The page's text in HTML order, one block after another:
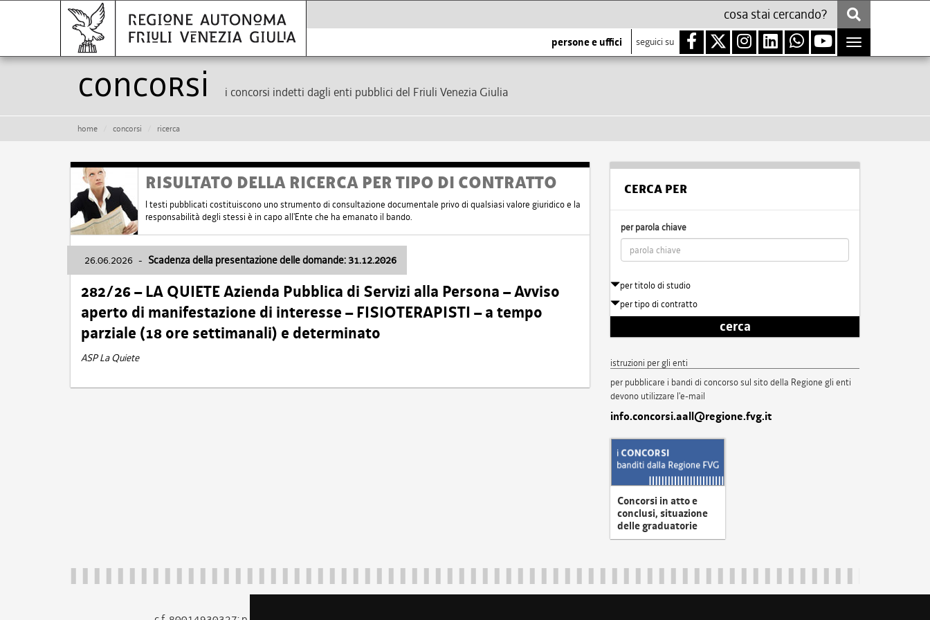
persone e uffici seguici su
Toggle
navigation
Concorsi i concorsi indetti dagli enti pubblici del Friuli Venezia Giulia
home concorsi ricerca
RISULTATO DELLA RICERCA PER TIPO DI CONTRATTO
I testi pubblicati costituiscono uno strumento di consultazione documentale privo di qualsiasi valore giuridico e la
responsabilità degli stessi è in capo all'Ente che ha emanato il bando.
26.06.2026 - Scadenza della presentazione delle domande: 31.12.2026
282/26 – LA QUIETE Azienda Pubblica di Servizi alla Persona – Avviso
aperto di manifestazione di interesse – FISIOTERAPISTI – a tempo
parziale (18 ore settimanali) e determinato
ASP La Quiete
CERCA PER
per parola chiave
per titolo di studio
per tipo di contratto
cerca
istruzioni per gli enti
per pubblicare i bandi di concorso sul sito della Regione gli enti
devono utilizzare l'e-mail
info.concorsi.aall@regione.fvg.it
Concorsi in atto e
conclusi, situazione
delle graduatorie